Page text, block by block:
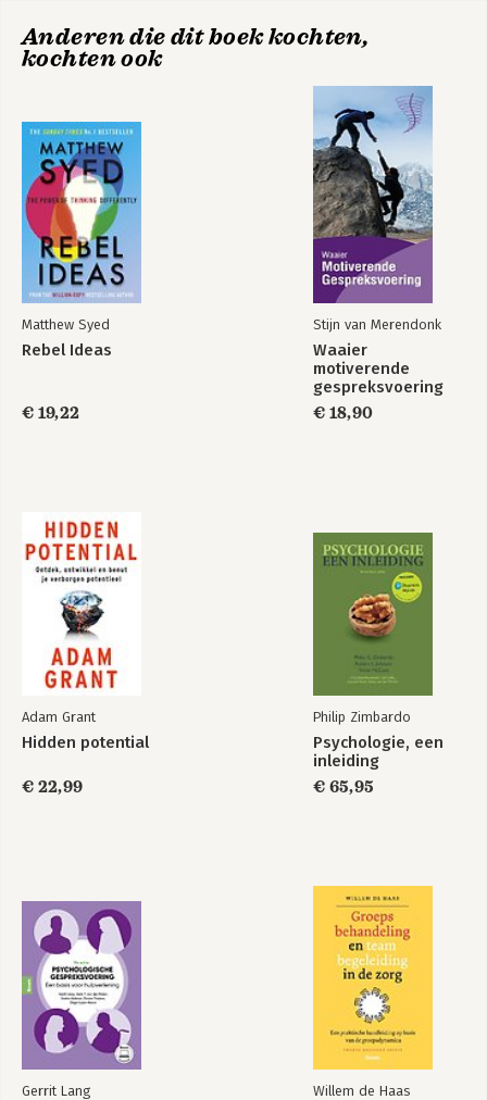
Rebel Ideas Black Box Thinking
Bekijk alle boeken
Anderen die dit boek kochten,
kochten ook
Matthew Syed
Rebel Ideas
€ 19,22
Stijn van Merendonk
Waaier
motiverende
gespreksvoering
€ 18,90
Adam Grant
Hidden potential
€ 22,99
Philip Zimbardo
Psychologie, een
inleiding
€ 65,95
Gerrit Lang Willem de Haas